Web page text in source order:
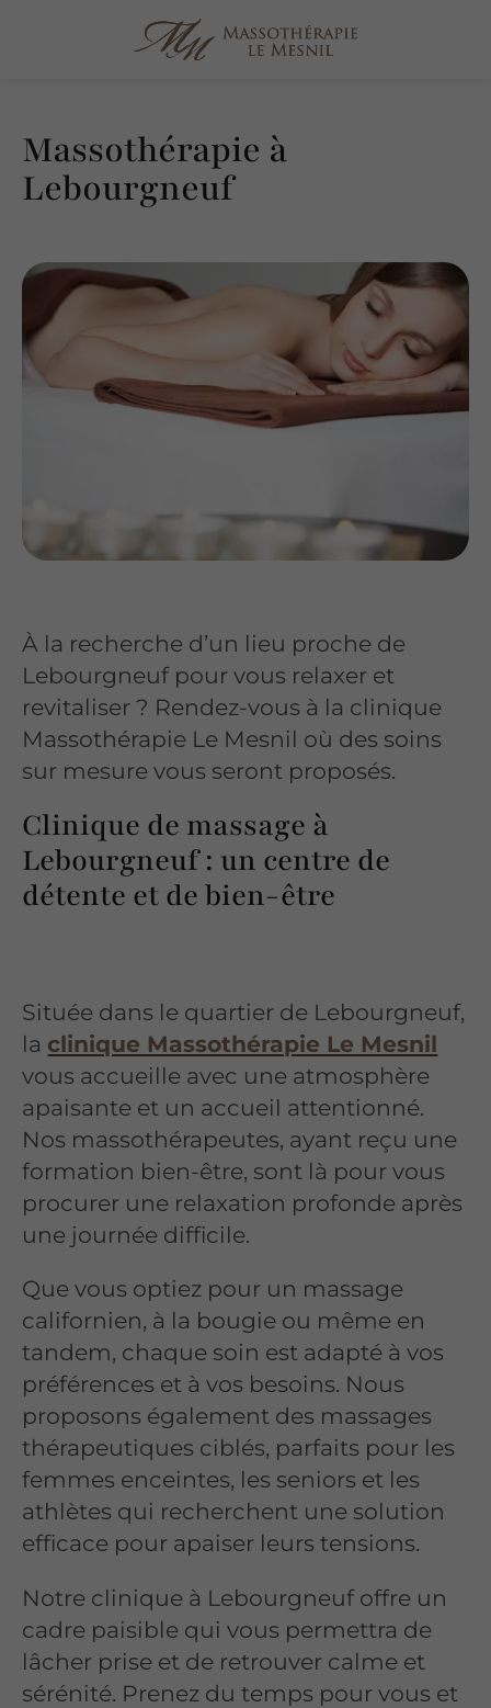
Massothérapie à
Lebourgneuf
À la recherche d’un lieu proche de
Lebourgneuf pour vous relaxer et
revitaliser ? Rendez-vous à la clinique
Massothérapie Le Mesnil où des soins
sur mesure vous seront proposés.
Clinique de massage à
Lebourgneuf : un centre de
détente et de bien-être
Située dans le quartier de Lebourgneuf,
la clinique Massothérapie Le Mesnil
vous accueille avec une atmosphère
apaisante et un accueil attentionné.
Nos massothérapeutes, ayant reçu une
formation bien-être, sont là pour vous
procurer une relaxation profonde après
une journée difficile.
Que vous optiez pour un massage
californien, à la bougie ou même en
tandem, chaque soin est adapté à vos
préférences et à vos besoins. Nous
proposons également des massages
thérapeutiques ciblés, parfaits pour les
femmes enceintes, les seniors et les
athlètes qui recherchent une solution
efficace pour apaiser leurs tensions.
Notre clinique à Lebourgneuf offre un
cadre paisible qui vous permettra de
lâcher prise et de retrouver calme et
sérénité. Prenez du temps pour vous et